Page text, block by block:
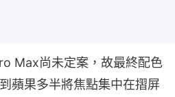
Max尚未定案，故最終配色
蘋果多半將焦點集中在摺屏